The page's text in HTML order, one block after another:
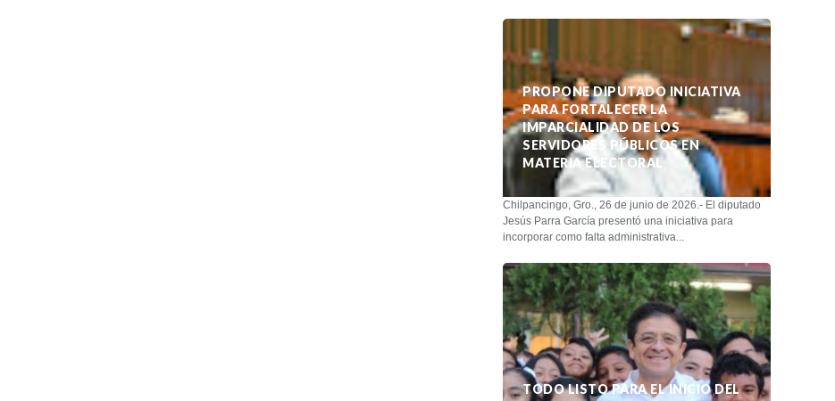
PROPONE DIPUTADO INICIATIVA
PARA FORTALECER LA
IMPARCIALIDAD DE LOS
SERVIDORES PÚBLICOS EN
MATERIA ELECTORAL
Chilpancingo, Gro., 26 de junio de 2026.- El diputado
Jesús Parra García presentó una iniciativa para
incorporar como falta administrativa...
TODO LISTO PARA EL INICIO DEL